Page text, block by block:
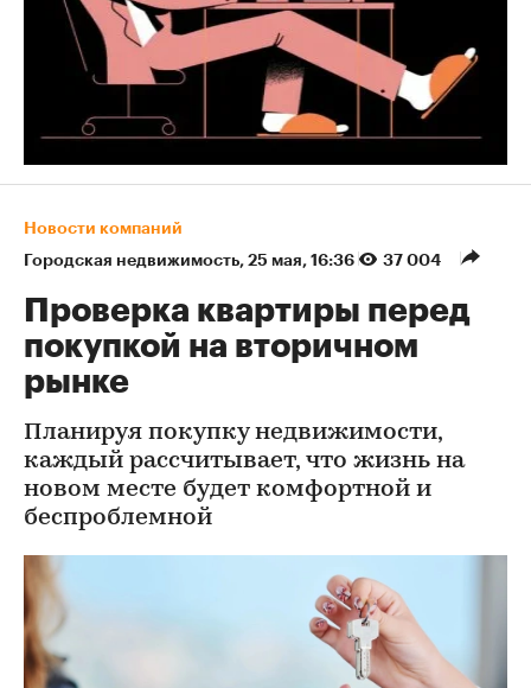
Новости компаний
Городская недвижимость⁠, 25 мая, 16:36 37 004
Проверка квартиры перед
покупкой на вторичном
рынке
Планируя покупку недвижимости,
каждый рассчитывает, что жизнь на
новом месте будет комфортной и
беспроблемной